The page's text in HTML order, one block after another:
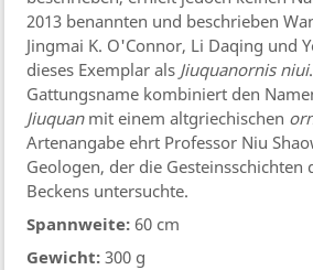
2013 benannten und beschrieben
Jingmai K. O'Connor, Li Daqing und
dieses Exemplar als Jiuquanornis niui
Gattungsname kombiniert den
Jiuquanmit einem altgriechischen
Artenangabe ehrt Professor Niu
Geologen, der die Gesteinsschichten
Beckens untersuchte.
Spannweite: 60 cm
Gewicht: 300 g